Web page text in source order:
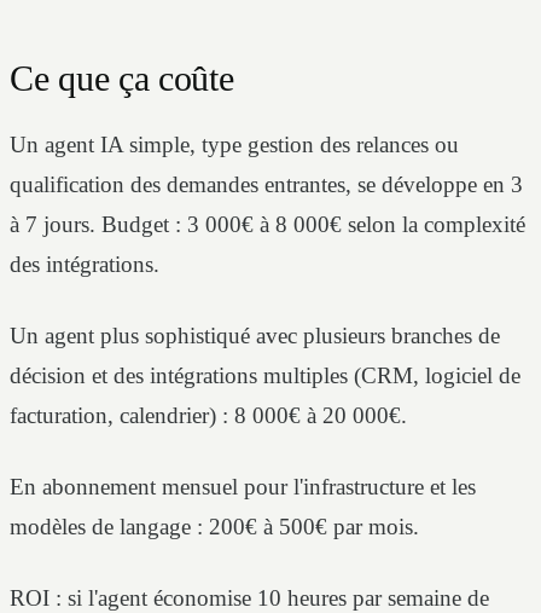
Ce que ça coûte
Un agent IA simple, type gestion des relances ou
qualification des demandes entrantes, se développe en 3
à 7 jours. Budget : 3 000€ à 8 000€ selon la complexité
des intégrations.
Un agent plus sophistiqué avec plusieurs branches de
décision et des intégrations multiples (CRM, logiciel de
facturation, calendrier) : 8 000€ à 20 000€.
En abonnement mensuel pour l'infrastructure et les
modèles de langage : 200€ à 500€ par mois.
ROI : si l'agent économise 10 heures par semaine de